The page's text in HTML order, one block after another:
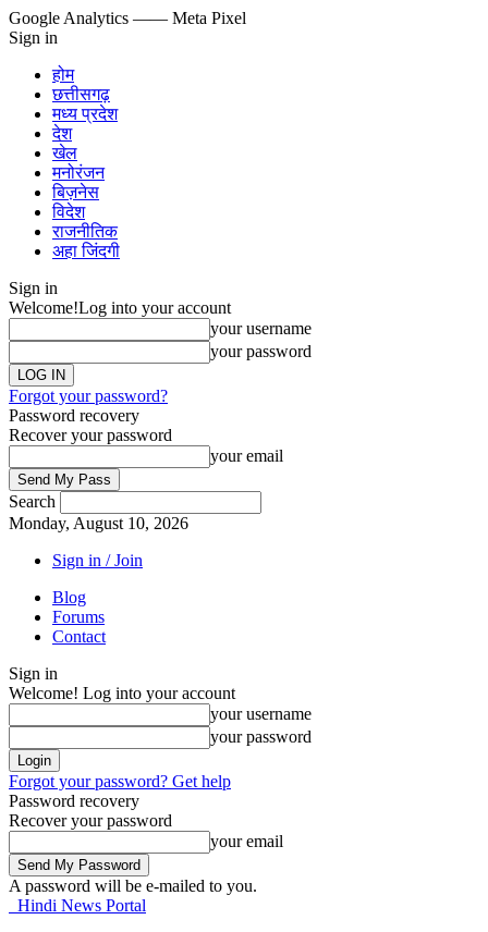
Google Analytics —— Meta Pixel
Sign in
होम
छत्तीसगढ़
मध्य प्रदेश
देश
खेल
मनोरंजन
बिज़नेस
विदेश
राजनीतिक
अहा जिंदगी
Sign in
Welcome!Log into your account
your username
your password
Forgot your password?
Password recovery
Recover your password
your email
Search
Monday, August 10, 2026
Sign in / Join
Blog
Forums
Contact
Sign in
Welcome! Log into your account
your username
your password
Forgot your password? Get help
Password recovery
Recover your password
your email
A password will be e-mailed to you.
Hindi News Portal